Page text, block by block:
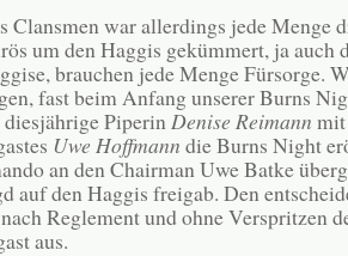
Clansmen war allerdings jede Menge
um den Haggis gekümmert, ja auch
brauchen jede Menge Fürsorge.
fast beim Anfang unserer Burns
diesjährige PiperinDenise Reimann mit
Uwe Hoffmann die Burns Night
an den Chairman Uwe Batke
auf den Haggis freigab. Den
Reglement und ohne Verspritzen
aus.